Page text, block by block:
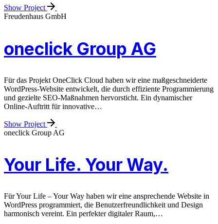
Show Project
Freudenhaus GmbH
oneclick Group AG
Für das Projekt OneClick Cloud haben wir eine maßgeschneiderte
WordPress-Website entwickelt, die durch effiziente Programmierung
und gezielte SEO-Maßnahmen hervorsticht. Ein dynamischer
Online-Auftritt für innovative…
Show Project
oneclick Group AG
Your Life. Your Way.
Für Your Life – Your Way haben wir eine ansprechende Website in
WordPress programmiert, die Benutzerfreundlichkeit und Design
harmonisch vereint. Ein perfekter digitaler Raum,…